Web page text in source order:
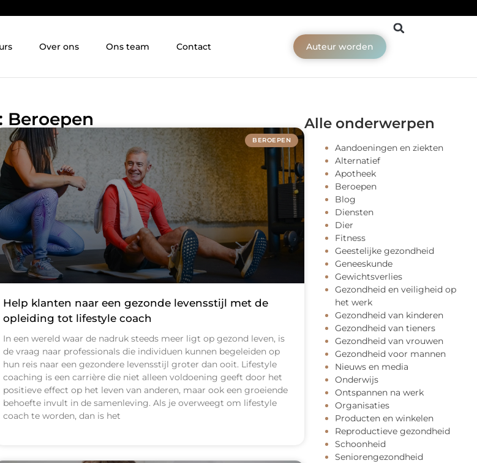
Over ons Ons team Contact Auteur worden
Beroepen
BEROEPEN
Help klanten naar een gezonde levensstijl met de
opleiding tot lifestyle coach
In een wereld waar de nadruk steeds meer ligt op gezond leven, is
de vraag naar professionals die individuen kunnen begeleiden op
hun reis naar een gezondere levensstijl groter dan ooit. Lifestyle
coaching is een carrière die niet alleen voldoening geeft door het
positieve effect op het leven van anderen, maar ook een groeiende
behoefte invult in de samenleving. Als je overweegt om lifestyle
coach te worden, dan is het
Alle onderwerpen
Aandoeningen en ziekten
Alternatief
Apotheek
Beroepen
Blog
Diensten
Dier
Fitness
Geestelijke gezondheid
Geneeskunde
Gewichtsverlies
Gezondheid en veiligheid op
het werk
Gezondheid van kinderen
Gezondheid van tieners
Gezondheid van vrouwen
Gezondheid voor mannen
Nieuws en media
Onderwijs
Ontspannen na werk
Organisaties
Producten en winkelen
Reproductieve gezondheid
Schoonheid
Seniorengezondheid